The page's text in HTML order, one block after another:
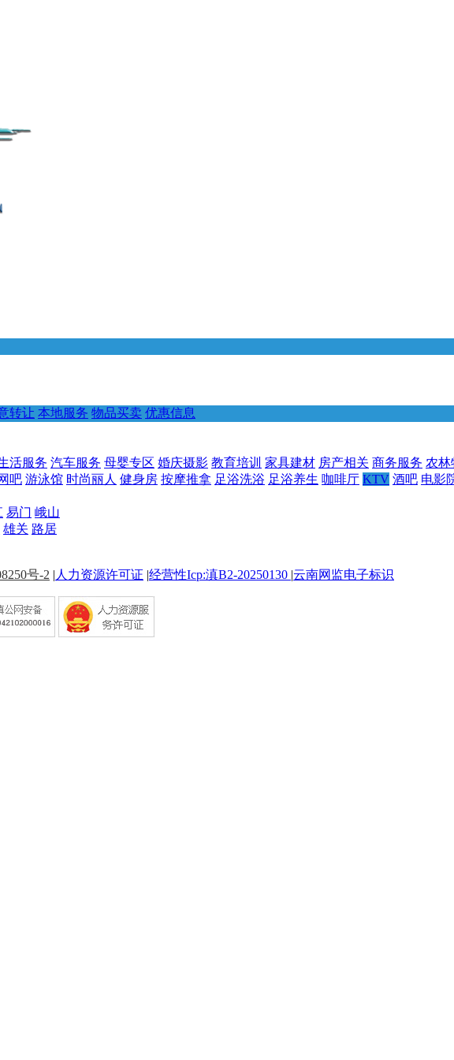
转让 本地服务 物品买卖 优惠信息
活服务 汽车服务 母婴专区 婚庆摄影 教育培训 家具建材 房产相关 商务服务 农林
吧 游泳馆 时尚丽人 健身房 按摩推拿 足浴洗浴 足浴养生 咖啡厅 KTV 酒吧 电影
易门 峨山
雄关 路居
号-2 | 人力资源许可证 |经营性Icp:滇B2-20250130 |云南网监电子标识